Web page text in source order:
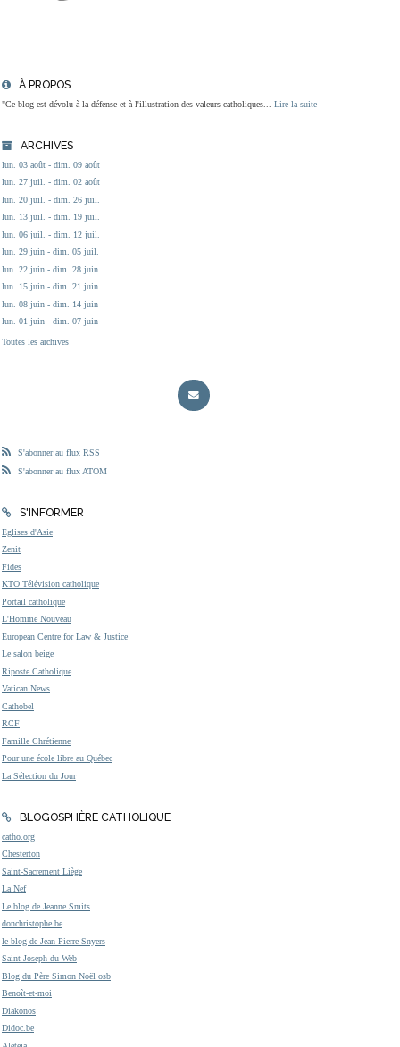
À PROPOS
"Ce blog est dévolu à la défense et à l'illustration des valeurs catholiques... Lire la suite
ARCHIVES
lun. 03 août - dim. 09 août
lun. 27 juil. - dim. 02 août
lun. 20 juil. - dim. 26 juil.
lun. 13 juil. - dim. 19 juil.
lun. 06 juil. - dim. 12 juil.
lun. 29 juin - dim. 05 juil.
lun. 22 juin - dim. 28 juin
lun. 15 juin - dim. 21 juin
lun. 08 juin - dim. 14 juin
lun. 01 juin - dim. 07 juin
Toutes les archives
S'abonner au flux RSS
S'abonner au flux ATOM
S'INFORMER
Eglises d'Asie
Zenit
Fides
KTO Télévision catholique
Portail catholique
L'Homme Nouveau
European Centre for Law & Justice
Le salon beige
Riposte Catholique
Vatican News
Cathobel
RCF
Famille Chrétienne
Pour une école libre au Québec
La Sélection du Jour
BLOGOSPHÈRE CATHOLIQUE
catho.org
Chesterton
Saint-Sacrement Liège
La Nef
Le blog de Jeanne Smits
donchristophe.be
le blog de Jean-Pierre Snyers
Saint Joseph du Web
Blog du Père Simon Noël osb
Benoît-et-moi
Diakonos
Didoc.be